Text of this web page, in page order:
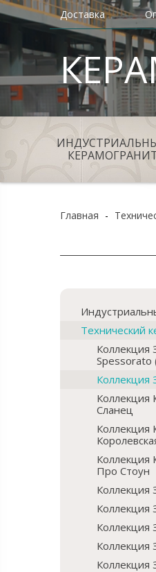
Доставка
Главная -
Технический
Коллекция
Коллекция
Коллекция
Сланец
Коллекция
Коллекция
Про Стоун
Коллекция
Коллекция
Коллекция
Коллекция
Коллекция